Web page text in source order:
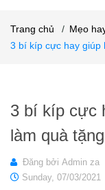
Trang chủ / Mẹo
3 bí kíp cực hay giúp
3 bí kíp cực
làm quà
Đăng bởi Admin za
Sunday, 07/03/2021